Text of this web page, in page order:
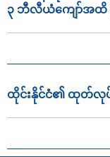
၃ ဘီလီယံကျော်အထိ
ထိုင်းနိုင်ငံ၏ ထုတ်လု